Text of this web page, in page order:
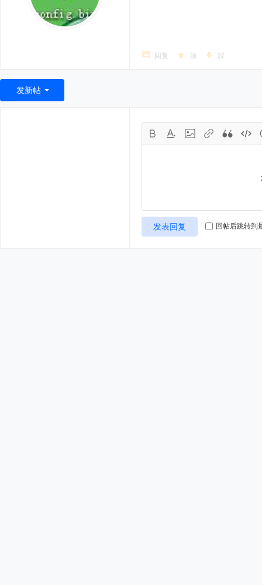
回复 顶 踩
发新帖
发表回复 回帖后跳转到